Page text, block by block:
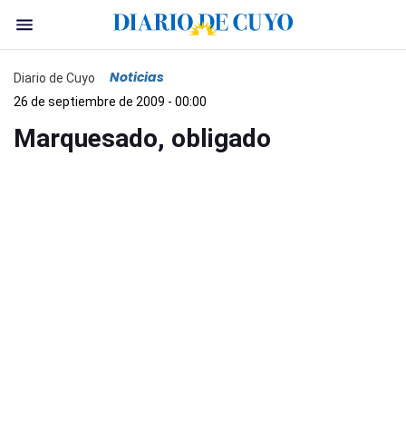
Diario de Cuyo Noticias
26 de septiembre de 2009 - 00:00
Marquesado, obligado